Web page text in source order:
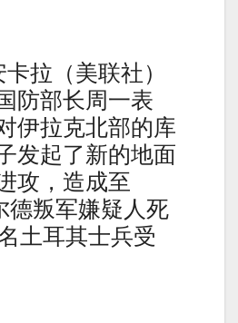
拉（美联社）
部长周一表
伊拉克北部的库
发起了新的地面
攻，造成至
德叛军嫌疑人死
土耳其士兵受